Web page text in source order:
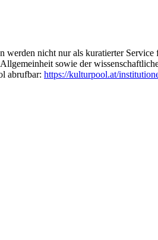
nicht nur als kuratierter Service
sowie der
abrufbar: https://kulturpool.at/